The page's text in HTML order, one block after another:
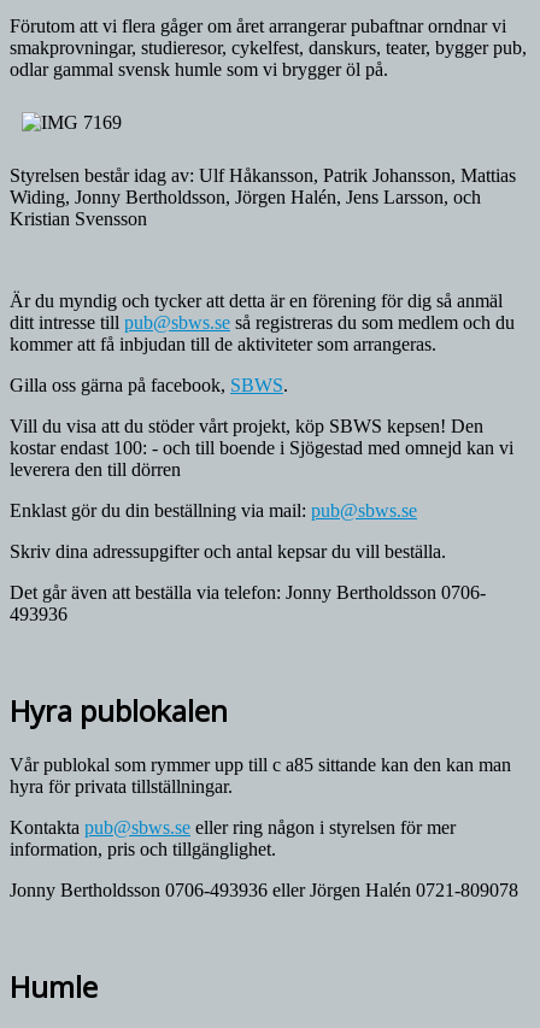
Förutom att vi flera gåger om året arrangerar pubaftnar orndnar vi
smakprovningar, studieresor, cykelfest, danskurs, teater, bygger pub,
odlar gammal svensk humle som vi brygger öl på.
Styrelsen består idag av: Ulf Håkansson, Patrik Johansson, Mattias
Widing, Jonny Bertholdsson, Jörgen Halén, Jens Larsson, och
Kristian Svensson
Är du myndig och tycker att detta är en förening för dig så anmäl
ditt intresse till pub@sbws.se så registreras du som medlem och du
kommer att få inbjudan till de aktiviteter som arrangeras.
Gilla oss gärna på facebook, SBWS.
Vill du visa att du stöder vårt projekt, köp SBWS kepsen! Den
kostar endast 100: - och till boende i Sjögestad med omnejd kan vi
leverera den till dörren
Enklast gör du din beställning via mail: pub@sbws.se
Skriv dina adressupgifter och antal kepsar du vill beställa.
Det går även att beställa via telefon: Jonny Bertholdsson 0706-
493936
Hyra publokalen
Vår publokal som rymmer upp till c a85 sittande kan den kan man
hyra för privata tillställningar.
Kontakta pub@sbws.se eller ring någon i styrelsen för mer
information, pris och tillgänglighet.
Jonny Bertholdsson 0706-493936 eller Jörgen Halén 0721-809078
Humle